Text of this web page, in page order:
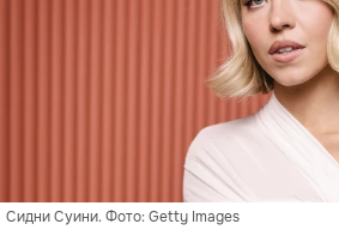
Сидни Суини. Фото: Getty Images